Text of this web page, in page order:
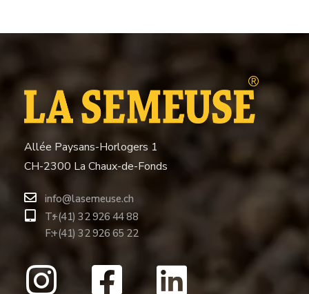
Allée Paysans-Horlogers 1
CH-2300 La Chaux-de-Fonds
info@lasemeuse.ch
T:
F:
+(41) 32 926 44 88
+(41) 32 926 65 22